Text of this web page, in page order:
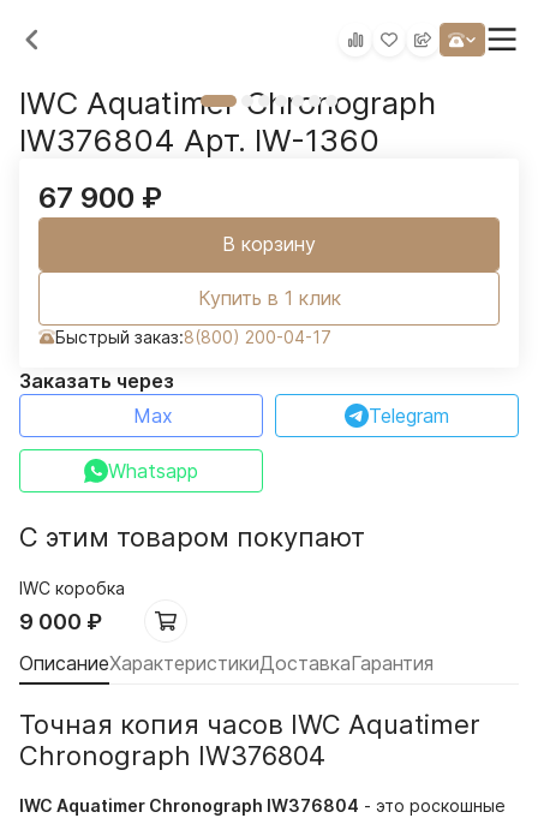
IWC Aquatimer Chronograph
IW376804 Арт. IW-1360
67 900 ₽
В корзину
Купить в 1 клик
Быстрый заказ:8(800) 200-04-17
Заказать через
Max
Telegram
Whatsapp
С этим товаром покупают
IWC коробка
9 000 ₽
ОписаниеХарактеристикиДоставкаГарантия
Точная копия часов IWC Aquatimer
Chronograph IW376804
IWC Aquatimer Chronograph IW376804 - это роскошные